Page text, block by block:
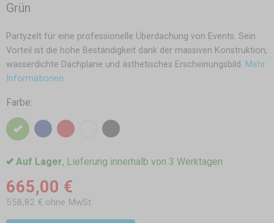
Grün
Partyzelt für eine professionelle Überdachung von Events. Sein
Vorteil ist die hohe Beständigkeit dank der massiven Konstruktion,
wasserdichte Dachplane und ästhetisches Erscheinungsbild. Mehr
Informationen
Farbe:
Auf Lager, Lieferung innerhalb von 3 Werktagen
665,00 €
558,82 € ohne MwSt.